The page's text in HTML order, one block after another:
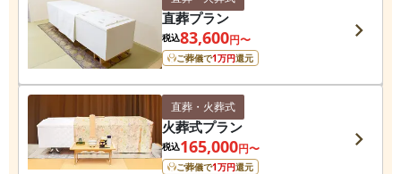
直葬プラン
税込83,600円〜
ご葬儀で1万円還元
直葬・火葬式
火葬式プラン
税込165,000円〜
ご葬儀で1万円還元